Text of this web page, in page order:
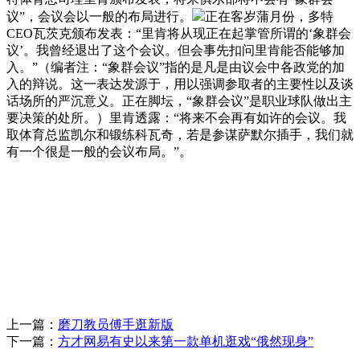
议”，会议会以一般的布局进行。
正在客岁蒲月份，多特
CEO瓦茨克颁布发表：“里肯将从现正在起掌管所谓的‘象群会
议’。我曾经退出了这个会议。但会事先扣问里肯能否能够加
入。”（编者注：“象群会议”指的是凡是由议会中各政党的加
入的辩说。这一表达发源于，用以强调参取者的主要性以及谈
话场所的严沉意义。正在脚坛，“象群会议”是职业球队做出主
要决策的处所。）里肯透露：“将来不会再有如许的会议。我
取体育总监凯尔和锻练科瓦奇，若是参谋萨默尔插手，我们就
有一个很是一般的会议布局。”。
上一篇： 磨刀教员傅手逛新版
下一篇： 方才网易有史以来第一款单机逛戏“俄然现身”